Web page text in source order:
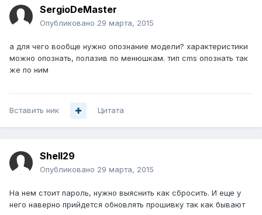
SergioDeMaster
Опубликовано 29 марта, 2015
а для чего вообще нужно опознание модели? характеристики
можно опознать, полазив по менюшкам. тип cms опознать так
же по ним
Вставить ник Цитата
Shell29
Опубликовано 29 марта, 2015
На нем стоит пароль, нужно выяснить как сбросить. И еще у
него наверно прийдется обновлять прошивку так как бывают